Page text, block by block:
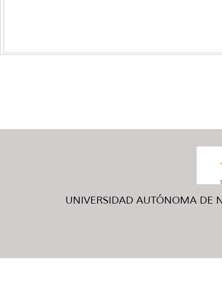
UNIVERSIDAD AUTÓNOMA DE